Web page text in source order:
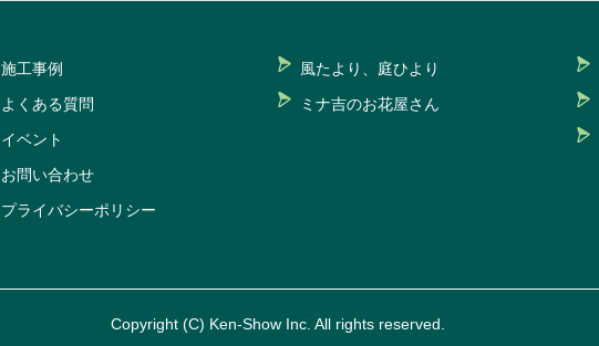
施工事例
よくある質問
イベント
お問い合わせ
プライバシーポリシー
風たより、庭ひより
ミナ吉のお花屋さん
Copyright (C) Ken-Show Inc. All rights reserved.